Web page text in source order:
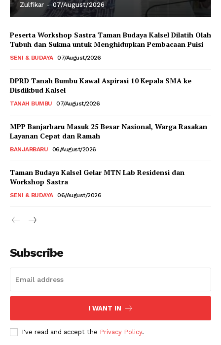
Zulfikar - 07/August/2026
Peserta Workshop Sastra Taman Budaya Kalsel Dilatih Olah
Tubuh dan Sukma untuk Menghidupkan Pembacaan Puisi
SENI & BUDAYA 07/August/2026
DPRD Tanah Bumbu Kawal Aspirasi 10 Kepala SMA ke
Disdikbud Kalsel
TANAH BUMBU 07/August/2026
MPP Banjarbaru Masuk 25 Besar Nasional, Warga Rasakan
Layanan Cepat dan Ramah
BANJARBARU 06/August/2026
Taman Budaya Kalsel Gelar MTN Lab Residensi dan
Workshop Sastra
SENI & BUDAYA 06/August/2026
Subscribe
I WANT IN
I've read and accept the Privacy Policy.